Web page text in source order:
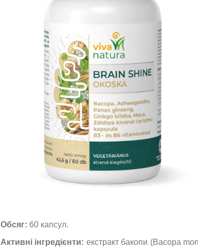
Обсяг: 60 капсул.
Активні інгредієнти: екстракт бакопи (Bacopa